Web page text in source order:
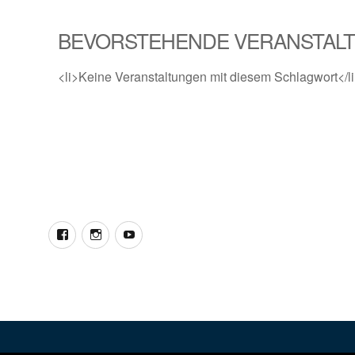
BEVORSTEHENDE
<li>Keine Veranstaltungen mit diesem Schlagwort</
FacebookInstagramYouTube